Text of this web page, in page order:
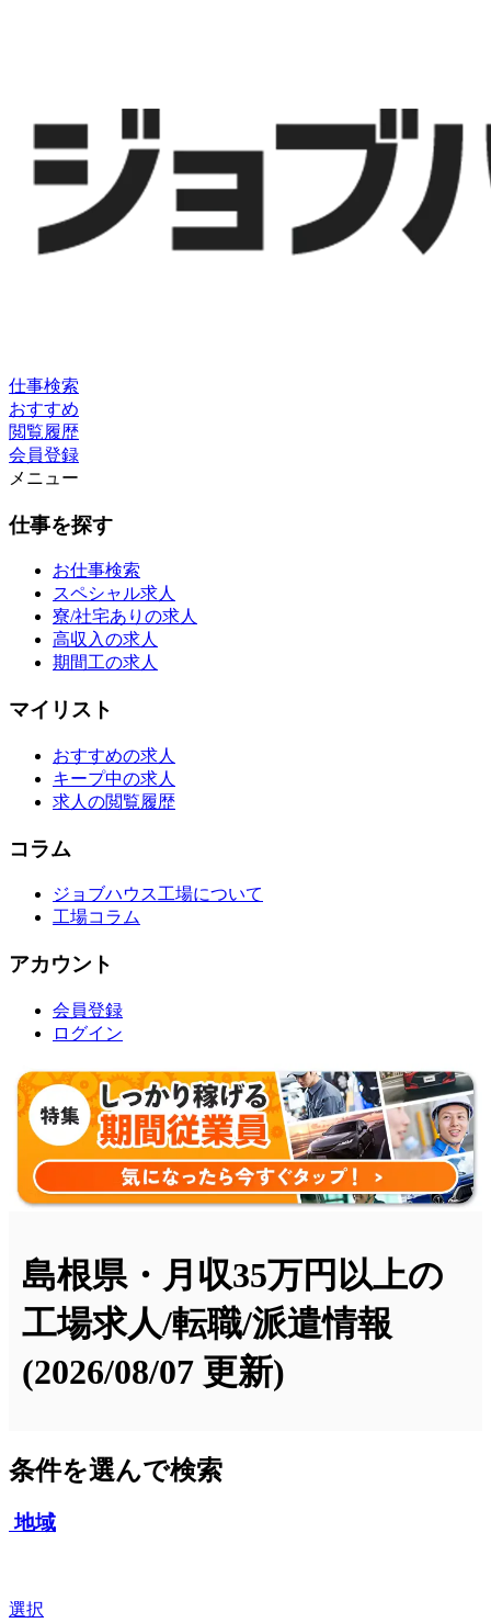
仕事検索
おすすめ
閲覧履歴
会員登録
メニュー
仕事を探す
お仕事検索
スペシャル求人
寮/社宅ありの求人
高収入の求人
期間工の求人
マイリスト
おすすめの求人
キープ中の求人
求人の閲覧履歴
コラム
ジョブハウス工場について
工場コラム
アカウント
会員登録
ログイン
島根県・月収35万円以上の
工場求人/転職/派遣情報
(2026/08/07 更新)
条件を選んで検索
地域
選択